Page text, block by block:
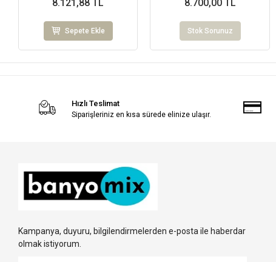
8.121,88 TL
Sepete Ekle
8.700,00 TL
Stok Sorunuz
Hızlı Teslimat
Siparişleriniz en kısa sürede elinize ulaşır.
Kampanya, duyuru, bilgilendirmelerden e-posta ile haberdar
olmak istiyorum.